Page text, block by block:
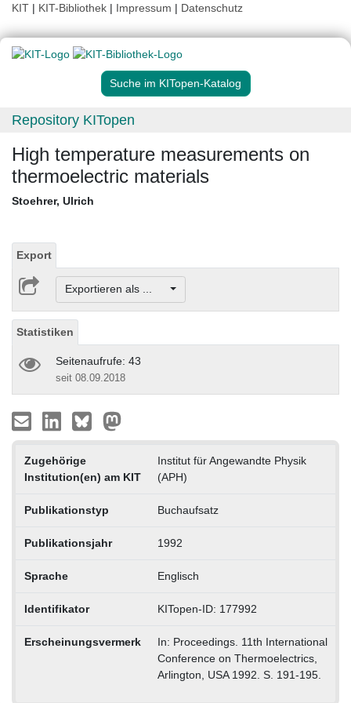
KIT | KIT-Bibliothek | Impressum | Datenschutz
Suche im KITopen-Katalog
Repository KITopen
High temperature measurements on
thermoelectric materials
Stoehrer, Ulrich
Export
Exportieren als ...
Statistiken
Seitenaufrufe: 43
seit 08.09.2018
Zugehörige
Institution(en) am KIT
Institut für Angewandte Physik
(APH)
Publikationstyp Buchaufsatz
Publikationsjahr 1992
Sprache Englisch
Identifikator KITopen-ID: 177992
Erscheinungsvermerk
In: Proceedings. 11th International
Conference on Thermoelectrics,
Arlington, USA 1992. S. 191-195.